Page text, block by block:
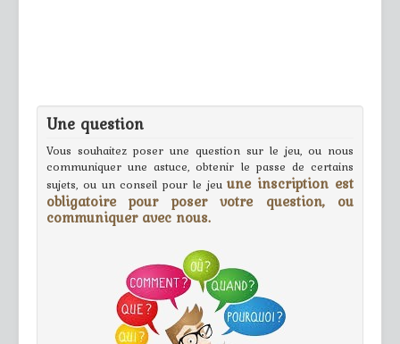
Une question
Vous souhaitez poser une question sur le jeu, ou nous
communiquer une astuce, obtenir le passe de certains
sujets, ou un conseil pour le jeuune inscription est
obligatoire pour poser votre question, ou
communiquer avec nous.